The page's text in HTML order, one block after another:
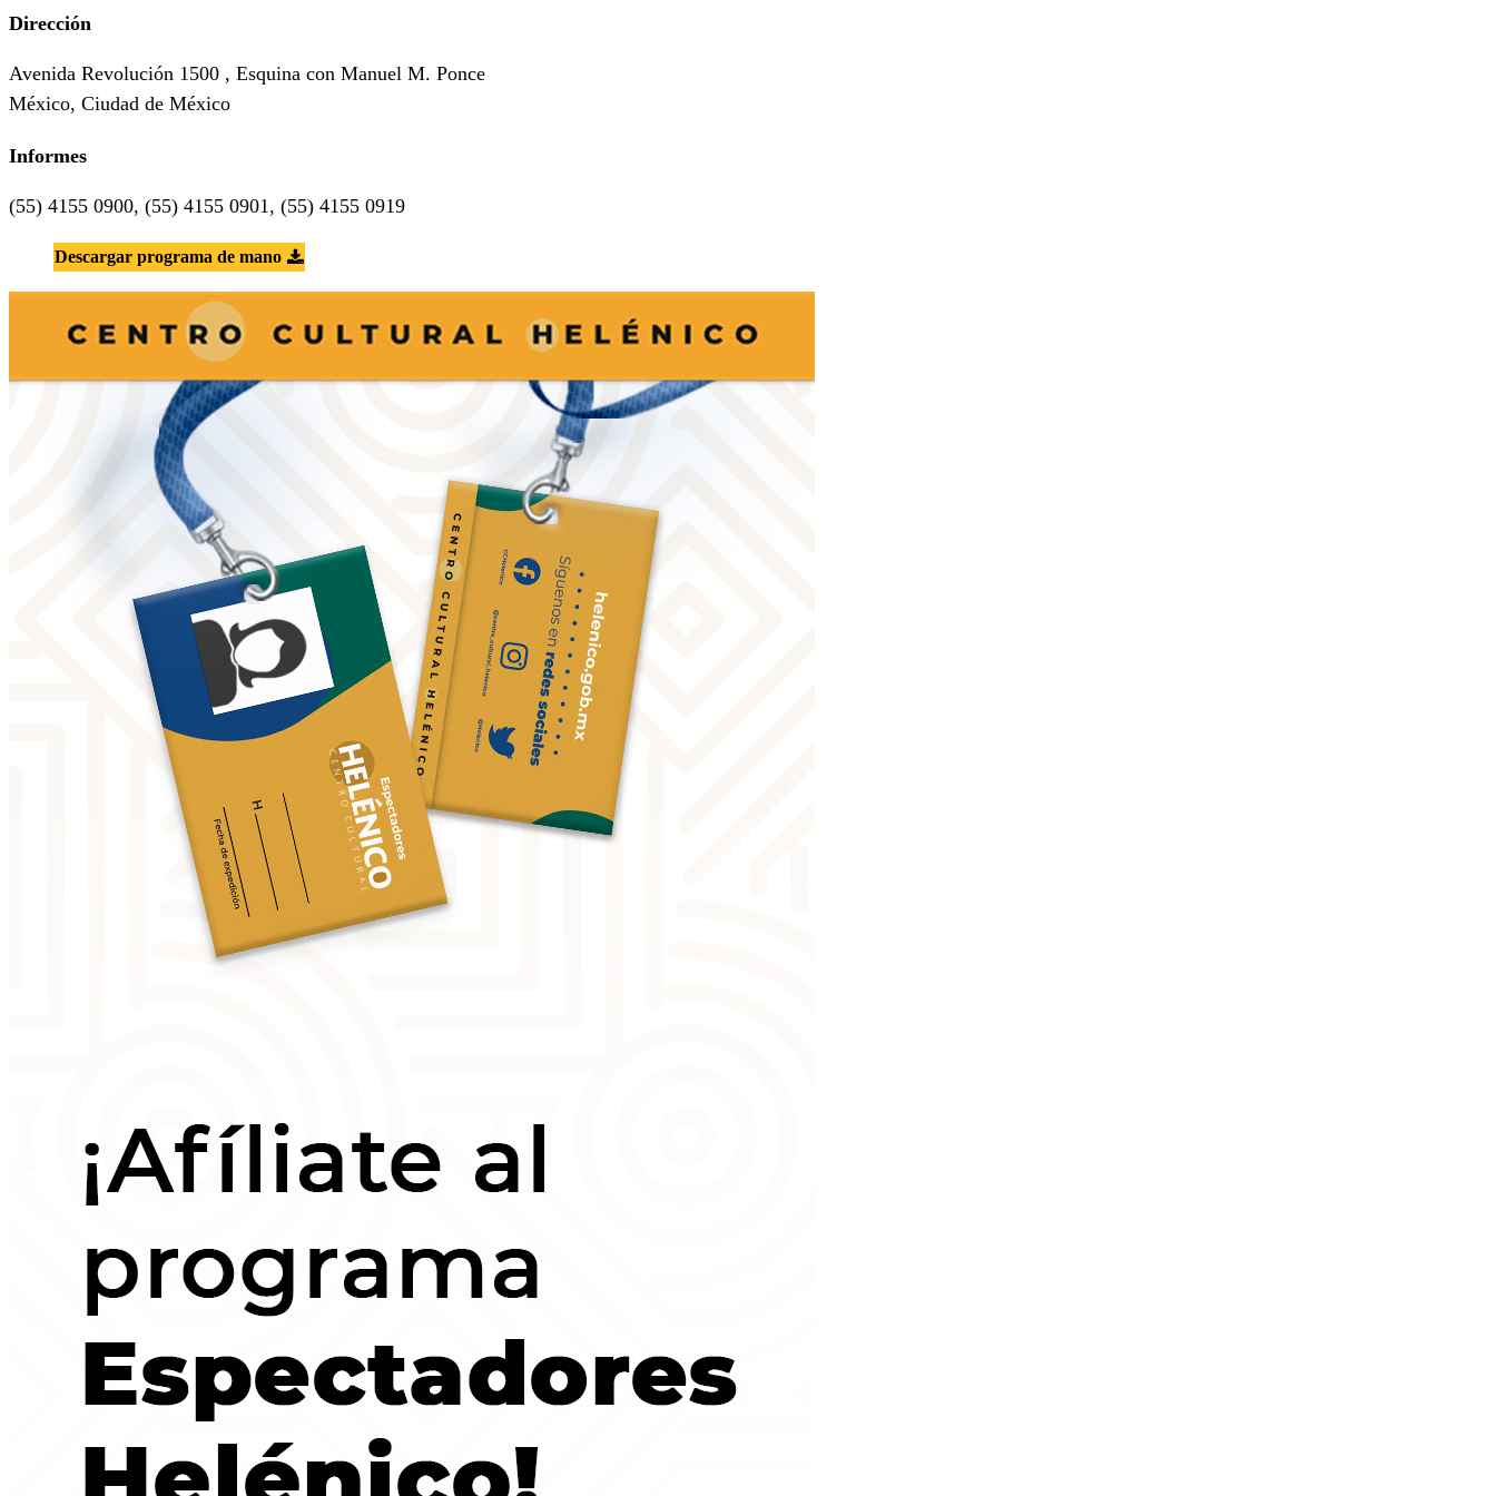
Dirección
Avenida Revolución 1500 , Esquina con Manuel M. Ponce
México, Ciudad de México
Informes
(55) 4155 0900, (55) 4155 0901, (55) 4155 0919
Descargar programa de mano